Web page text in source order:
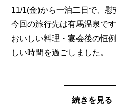
11/1(金)から一泊二日で、慰
今回の旅行先は有馬温泉で
おいしい料理・宴会後の恒
しい時間を過ごしました。
続きを見る